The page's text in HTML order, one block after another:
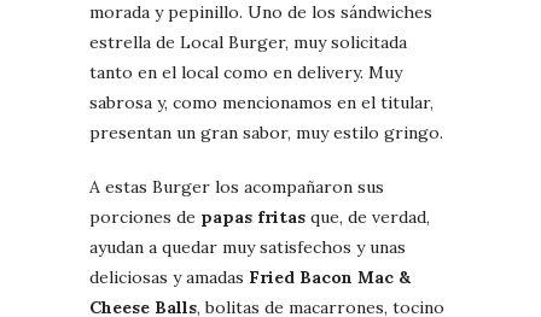
morada y pepinillo. Uno de los sándwiches
estrella de Local Burger, muy solicitada
tanto en el local como en delivery. Muy
sabrosa y, como mencionamos en el titular,
presentan un gran sabor, muy estilo gringo.
A estas Burger los acompañaron sus
porciones de papas fritas que, de verdad,
ayudan a quedar muy satisfechos y unas
deliciosas y amadas Fried Bacon Mac &
Cheese Balls, bolitas de macarrones, tocino